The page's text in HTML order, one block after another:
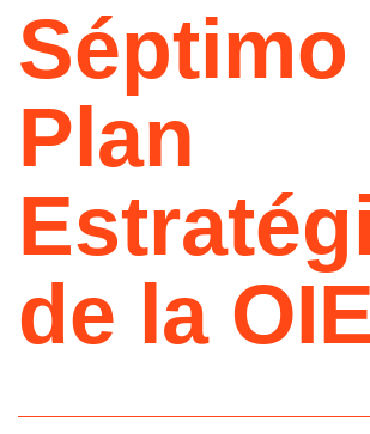
Séptimo
Plan
de la OIE